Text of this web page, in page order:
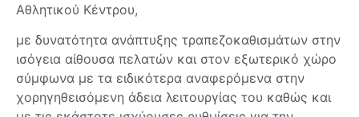
Αθλητικού Κέντρου,
με δυνατότητα ανάπτυξης τραπεζοκαθισμάτων στην
ισόγεια αίθουσα πελατών και στον εξωτερικό χώρο
σύμφωνα με τα ειδικότερα αναφερόμενα στην
χορηγηθεισόμενη άδεια λειτουργίας του καθώς και